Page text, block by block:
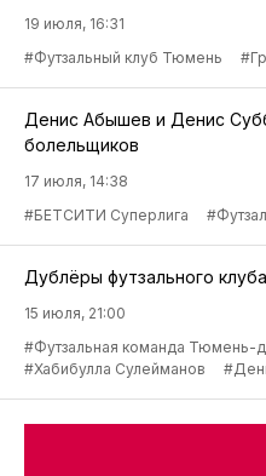
19 июля, 16:31
#Футзальный клуб Тюмень
Денис Абышев и Денис
болельщиков
17 июля, 14:38
#БЕТСИТИ Суперлига
Дублёры футзального
15 июля, 21:00
#Футзальная команда Тюмень-
#Хабибулла Сулейманов